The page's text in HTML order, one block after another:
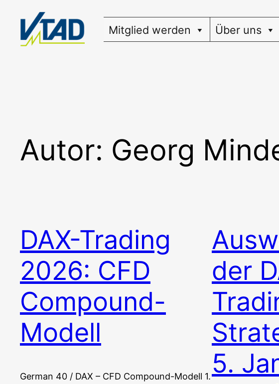
springen
Mitglied werden Über uns
Autor: Georg
DAX-Trading
2026: CFD
Compound-
Modell
Ger­man 40 / DAX – CFD Compound-Modell 1.
der
5.